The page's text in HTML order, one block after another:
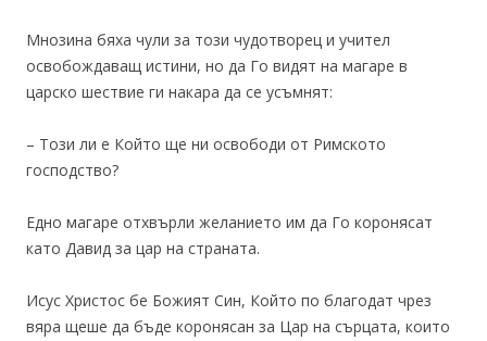
Мнозина бяха чули за този чудотворец и учител
освобождаващ истини, но да Го видят на магаре в
царско шествие ги накара да се усъмнят:
– Този ли е Който ще ни освободи от Римското
господство?
Едно магаре отхвърли желанието им да Го коронясат
като Давид за цар на страната.
Исус Христос бе Божият Син, Който по благодат чрез
вяра щеше да бъде коронясан за Цар на сърцата, които